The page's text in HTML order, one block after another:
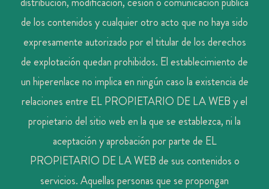
de los contenidos y cualquier otro acto que no haya sido
expresamente autorizado por el titular de los derechos
de explotación quedan prohibidos. El establecimiento de
un hiperenlace no implica en ningún caso la existencia de
relaciones entre EL PROPIETARIO DE LA WEB y el
propietario del sitio web en la que se establezca, ni la
aceptación y aprobación por parte de EL
PROPIETARIO DE LA WEB de sus contenidos o
servicios. Aquellas personas que se propongan